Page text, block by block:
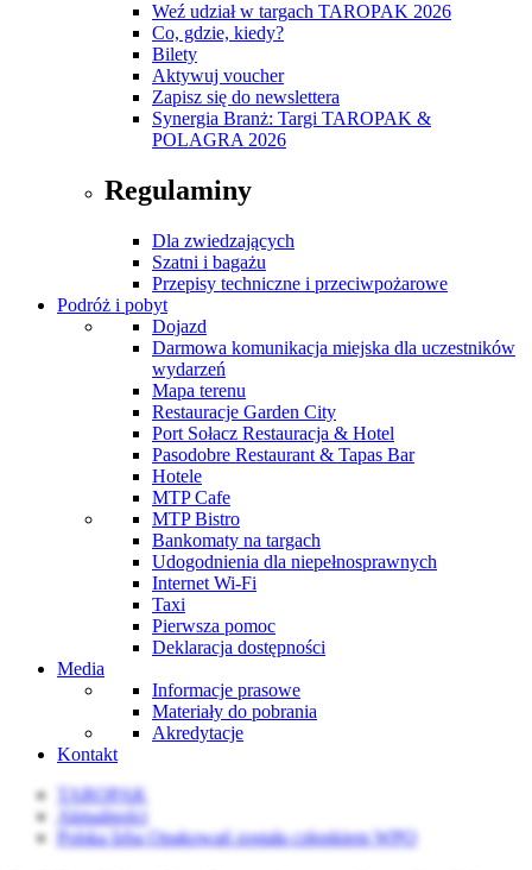
Weź udział w targach TAROPAK 2026
Co, gdzie, kiedy?
Bilety
Aktywuj voucher
Zapisz się do newslettera
Synergia Branż: Targi TAROPAK &
POLAGRA 2026
Regulaminy
Dla zwiedzających
Szatni i bagażu
Przepisy techniczne i przeciwpożarowe
Podróż i pobyt
Dojazd
Darmowa komunikacja miejska dla uczestników
wydarzeń
Mapa terenu
Restauracje Garden City
Port Sołacz Restauracja & Hotel
Pasodobre Restaurant & Tapas Bar
Hotele
MTP Cafe
MTP Bistro
Bankomaty na targach
Udogodnienia dla niepełnosprawnych
Internet Wi-Fi
Taxi
Pierwsza pomoc
Deklaracja dostępności
Media
Informacje prasowe
Materiały do pobrania
Akredytacje
Kontakt
TAROPAK
Aktualności
Polska Izba Opakowań została członkiem WPO